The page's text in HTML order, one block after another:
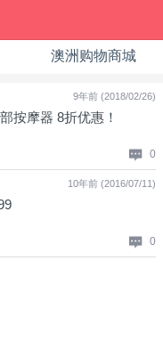
澳洲购物商城
9年前 (2018/02/26)
按摩器 8折优惠！
0
10年前 (2016/07/11)
0